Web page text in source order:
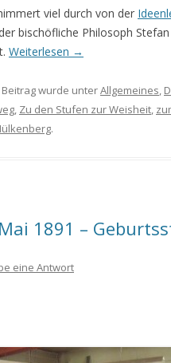
viel durch von der
bischöfliche Philosoph
Weiterlesen →
wurde unterAllgemeines,
, Zu den Stufen zur Weisheit,
.
1891 –
eine Antwort